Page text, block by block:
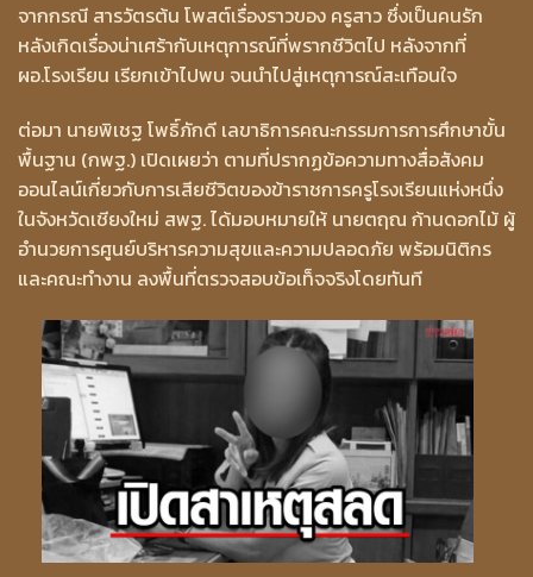
จากกรณี สารวัตรต้น โพสต์เรื่องราวของ ครูสาว ซึ่งเป็นคนรัก
หลังเกิดเรื่องน่าเศร้ากับเหตุการณ์ที่พรากชีวิตไป หลังจากที่
ผอ.โรงเรียน เรียกเข้าไปพบ จนนำไปสู่เหตุการณ์สะเทือนใจ
ต่อมา นายพิเชฐ โพธิ์ภักดี เลขาธิการคณะกรรมการการศึกษาขั้น
พื้นฐาน (กพฐ.) เปิดเผยว่า ตามที่ปรากฏข้อความทางสื่อสังคม
ออนไลน์เกี่ยวกับการเสียชีวิตของข้าราชการครูโรงเรียนแห่งหนึ่ง
ในจังหวัดเชียงใหม่ สพฐ. ได้มอบหมายให้ นายตฤณ ก้านดอกไม้ ผู้
อำนวยการศูนย์บริหารความสุขและความปลอดภัย พร้อมนิติกร
และคณะทำงาน ลงพื้นที่ตรวจสอบข้อเท็จจริงโดยทันที